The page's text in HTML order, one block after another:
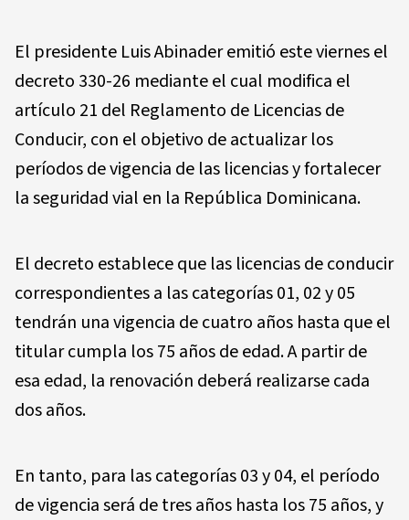
El presidente Luis Abinader emitió este viernes el
decreto 330-26 mediante el cual modifica el
artículo 21 del Reglamento de Licencias de
Conducir, con el objetivo de actualizar los
períodos de vigencia de las licencias y fortalecer
la seguridad vial en la República Dominicana.
El decreto establece que las licencias de conducir
correspondientes a las categorías 01, 02 y 05
tendrán una vigencia de cuatro años hasta que el
titular cumpla los 75 años de edad. A partir de
esa edad, la renovación deberá realizarse cada
dos años.
En tanto, para las categorías 03 y 04, el período
de vigencia será de tres años hasta los 75 años, y